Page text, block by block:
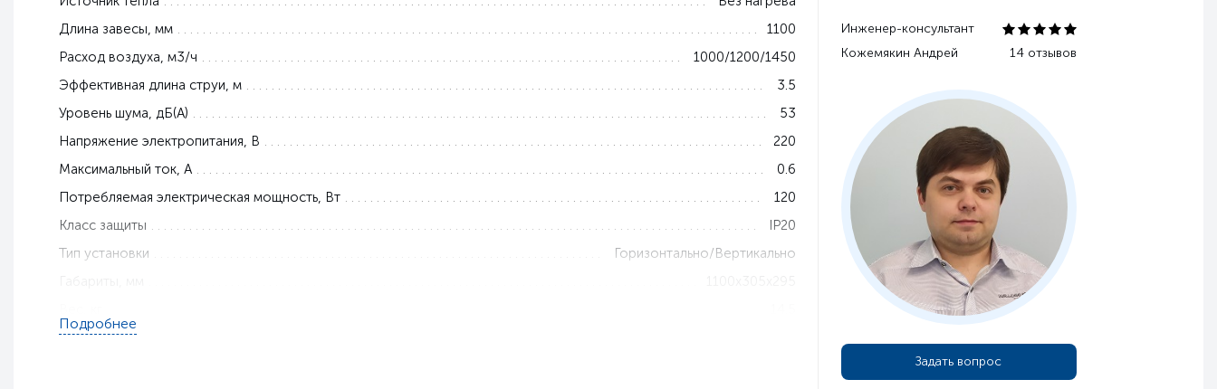
Инженер-консультант
Кожемякин Андрей
14 отзывов
Задать вопрос
Длина завесы, мм
1100
Расход воздуха, м3/ч
1000/1200/1450
Эффективная длина струи, м
3.5
Уровень шума, дБ(А)
53
Напряжение электропитания, В
220
Максимальный ток, A
0.6
Потребляемая электрическая мощность, Вт
120
Класс защиты
IP20
Тип установки
Горизонтально/Вертикально
Гарантия
Подробнее